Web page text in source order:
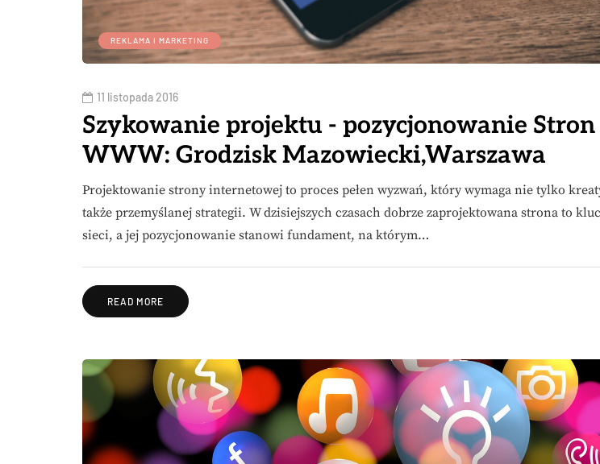
REKLAMA I MARKETING
11 listopada 2016
Szykowanie projektu - pozycjonowanie Stron
WWW: Grodzisk Mazowiecki,Warszawa
Projektowanie strony internetowej to proces pełen wyzwań, który wymaga nie tylko
także przemyślanej strategii. W dzisiejszych czasach dobrze zaprojektowana strona to
sieci, a jej pozycjonowanie stanowi fundament, na którym…
READ MORE